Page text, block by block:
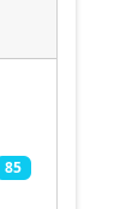
85